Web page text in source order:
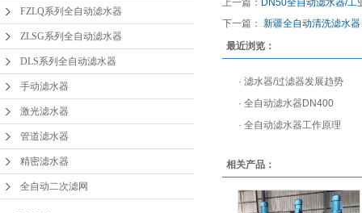
FZLQ系列全自动滤水器
ZLSG系列全自动滤水器
DLS系列全自动滤水器
手动滤水器
激光滤水器
管道滤水器
精密滤水器
全自动二次滤网
上一篇： DN50全自动滤水器/工
下一篇： 新疆全自动清洗滤水器
最近浏览：
· 滤水器/过滤器发展趋势
· 全自动滤水器DN400
· 全自动滤水器工作原理
相关产品：